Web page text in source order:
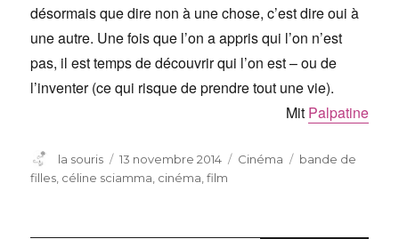
désormais que dire non à une chose, c’est dire oui à
une autre. Une fois que l’on a appris qui l’on n’est
pas, il est temps de découvrir qui l’on est – ou de
l’inventer (ce qui risque de prendre tout une vie).
Mit Palpatine
Auteur
la souris
Publié
le
13 novembre 2014 Catégories
Cinéma Étiquettes
bande de
filles, céline sciamma, cinéma,film